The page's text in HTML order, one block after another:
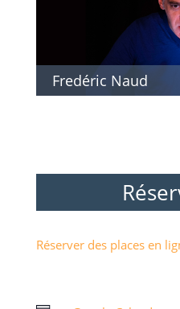
Fredéric Naud
Réserver des places en